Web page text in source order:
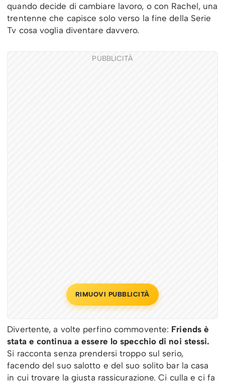
quando decide di cambiare lavoro, o con Rachel, una
trentenne che capisce solo verso la fine della Serie
Tv cosa voglia diventare davvero.
PUBBLICITÀ
RIMUOVI PUBBLICITÀ
Divertente, a volte perfino commovente: Friends è
stata e continua a essere lo specchio di noi stessi.
Si racconta senza prendersi troppo sul serio,
facendo del suo salotto e del suo solito bar la casa
in cui trovare la giusta rassicurazione. Ci culla e ci fa